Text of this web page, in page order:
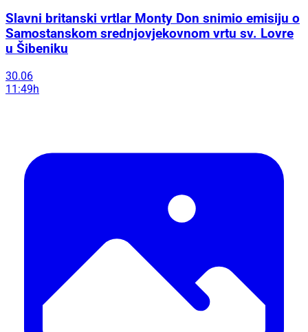
Slavni britanski vrtlar Monty Don snimio emisiju o
Samostanskom srednjovjekovnom vrtu sv. Lovre
u Šibeniku
30.06
11:49h